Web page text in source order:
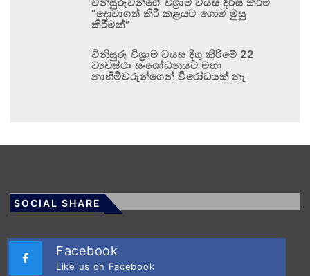
“දොවාගත් කිරි කළයට ගොම මුසු
කිරීමක්”
විනිසුරු විශ්‍රාම වයස දිගු කිරීමේ 22
ව්‍යවස්ථා සංශෝධනයට මහා
නාහිමිවරුන්ගෙන් විරෝධයක් නෑ
SOCIAL SHARE
Facebook
Like us on Facebook